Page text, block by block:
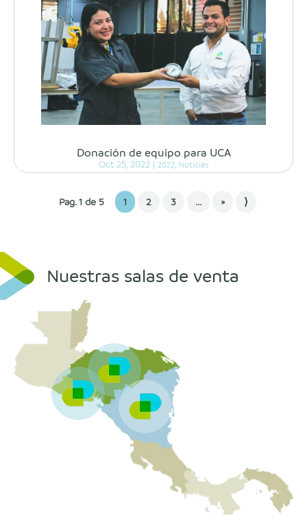
Donación de equipo para UCA
Oct 25, 2022 | 2022, Noticias
Pag. 1 de 5 1 2 3 ... » ⟩
Nuestras salas de venta